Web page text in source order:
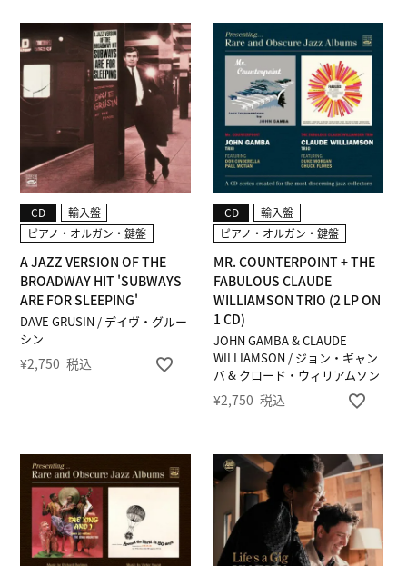
DAVE GRUSIN / デイヴ・グルー
シン
A JAZZ VERSION OF THE
BROADWAY HIT 'SUBWAYS
ARE FOR SLEEPING'
CD
輸入盤
ピアノ・オルガン・鍵盤
¥2,750 税込
JOHN GAMBA & CLAUDE
WILLIAMSON / ジョン・ギャン
バ & クロード・ウィリアムソン
MR. COUNTERPOINT + THE
FABULOUS CLAUDE
WILLIAMSON TRIO (2 LP ON
1 CD)
CD
輸入盤
ピアノ・オルガン・鍵盤
¥2,750 税込